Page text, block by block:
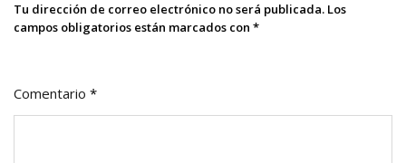
Tu dirección de correo electrónico no será publicada. Los
campos obligatorios están marcados con *
Comentario *